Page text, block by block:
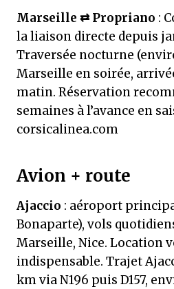
Marseille ⇄ Propriano :
la liaison directe depuis
Traversée nocturne
Marseille en soirée,
matin. Réservation
semaines à l’avance en
corsicalinea.com
Avion + route
Ajaccio : aéroport
Bonaparte), vols
Marseille, Nice. Location
indispensable. Trajet
km via N196 puis D157,